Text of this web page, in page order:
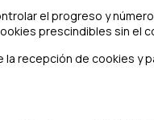
el progreso y
prescindibles sin el
recepción de cookies y